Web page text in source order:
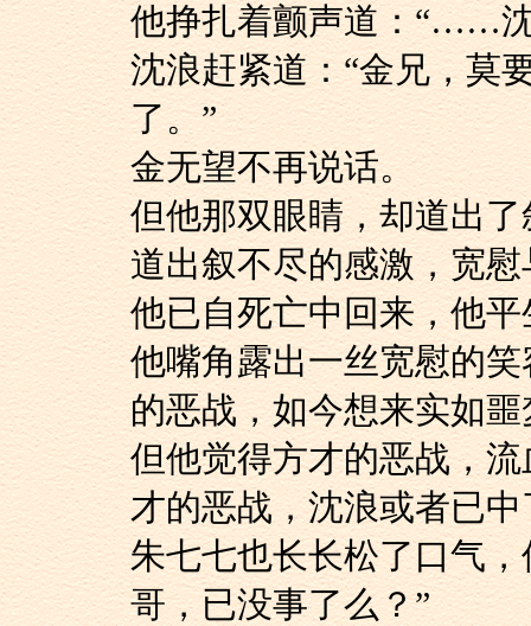
他挣扎着颤声道：
沈浪赶紧道：“金兄，
了。”
金无望不再说话。
但他那双眼睛，却道
道出叙不尽的感激，宽
他已自死亡中回来，
他嘴角露出一丝宽慰
的恶战，如今想来实如
但他觉得方才的恶战
才的恶战，沈浪或者已
朱七七也长长松了口
哥，已没事了么？”